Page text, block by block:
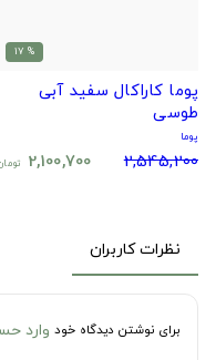
% 17
پوما کاراکال سفید آبی
طوسی
پوما
2,545,200
2,100,700
نظرات کاربران
برای نوشتن دیدگاه خود وارد